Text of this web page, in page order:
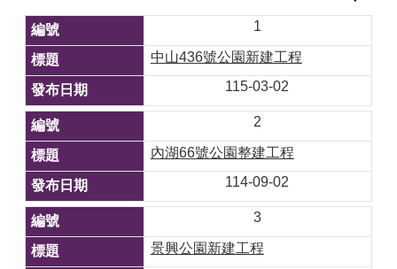
1
中山436號公園新建工程
115-03-02
2
內湖66號公園整建工程
114-09-02
3
景興公園新建工程